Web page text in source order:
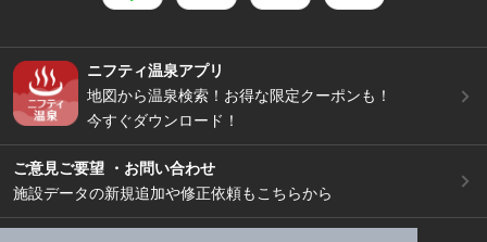
ニフティ温泉アプリ
地図から温泉検索！お得な限定クーポンも！
今すぐダウンロード！
ご意見ご要望 ・お問い合わせ
施設データの新規追加や修正依頼もこちらから